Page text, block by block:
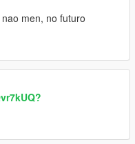
men, no futuro